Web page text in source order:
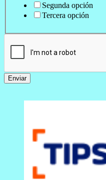
Segunda opción
Tercera opción
Enviar